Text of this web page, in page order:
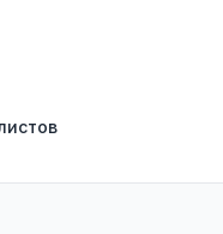
в доработке.
— буду
на ⋮ →
браузера).